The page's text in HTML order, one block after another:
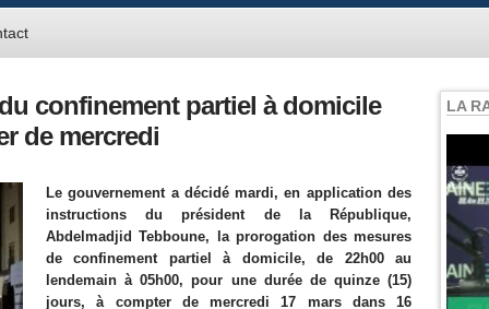
confinement partiel à domicile
de mercredi
Le gouvernement a décidé mardi, en application des
instructions du président de la République,
Abdelmadjid Tebboune, la prorogation des mesures
de confinement partiel à domicile, de 22h00 au
lendemain à 05h00, pour une durée de quinze (15)
jours, à compter de mercredi 17 mars dans 16
LA